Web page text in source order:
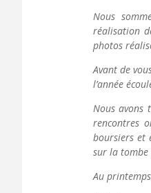
Nous
réalisation
photos
Avant de
l’année
Nous avons
rencontres
boursiers et
sur la tombe
Au